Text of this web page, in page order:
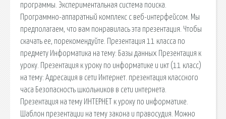
программы. Экспериментальная система поиска.
Программно-аппаратный комплекс с веб-интерфейсом. Мы
предполагаем, что вам понравилась эта презентация. Чтобы
скачать ее, порекомендуйте. Презентация 11 класса по
предмету Информатика на тему: Базы данных Презентация к
уроку. Презентация к уроку по информатике и икт (11 класс)
на тему: Адресация в сети Интернет. презентация классного
часа Безопасность школьников в сети интернета.
Презентация на тему ИНТЕРНЕТ к уроку по информатике.
Шаблон презентации на тему закона и правосудия. Можно